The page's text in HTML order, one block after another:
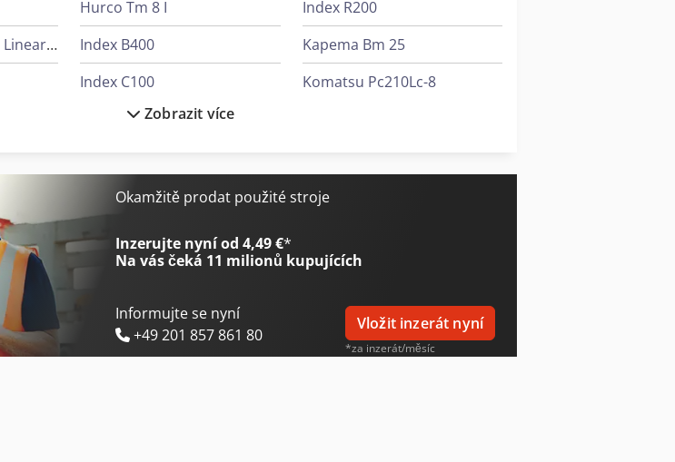
Gildemeister Ctx 420 Linear V6
Hurco Tm 8 I
Index B400
Index C100
Index C200
Index G400
Index R200
Kapema Bm 25
Komatsu Pc210Lc-8
Zobrazit více
Okamžitě prodat použité stroje
Inzerujte nyní od 4,49 €*
Na vás čeká 11 milionů kupujících
Informujte se nyní
+49 201 857 861 80
Vložit inzerát nyní
*za inzerát/měsíc